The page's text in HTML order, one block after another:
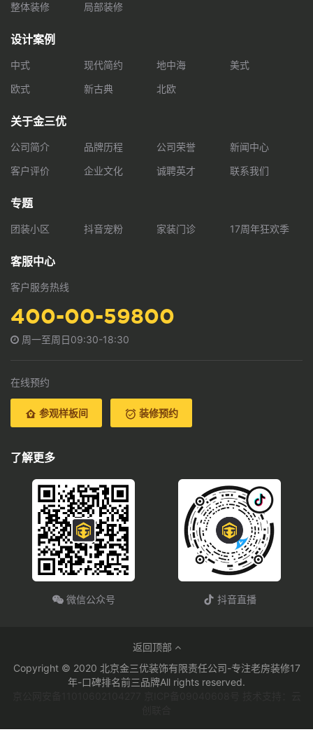
整体装修 局部装修
设计案例
中式 现代简约 地中海
美式
欧式
新古典 北欧
关于金三优
公司简介 品牌历程 公司荣誉
新闻中心
客户评价
企业文化 诚聘英才 联系我们
专题
团装小区 抖音宠粉 家装门诊 17周年狂欢季
客服中心
客户服务热线
400-00-59800
周一至周日09:30-18:30
在线预约
参观样板间 装修预约
了解更多
微信公众号 抖音直播
返回顶部
Copyright © 2020 北京金三优装饰有限责任公司-专注老房装修17
年-口碑排名前三品牌All rights reserved.